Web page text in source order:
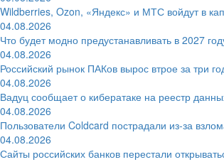
Wildberries, Ozon, «Яндекс» и МТС войдут в
04.08.2026
Что будет модно предустанавливать в 2027
04.08.2026
Российский рынок ПАКов вырос втрое за три
04.08.2026
Вадуц сообщает о кибератаке на реестр
04.08.2026
Пользователи Coldcard пострадали из-за
04.08.2026
Сайты российских банков перестали